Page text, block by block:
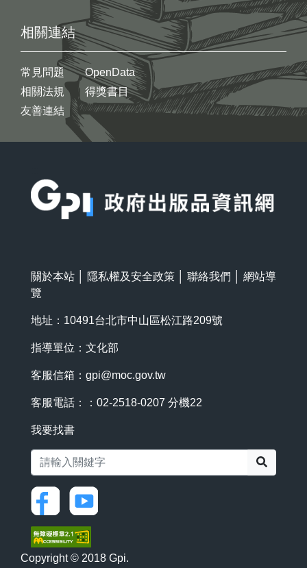
相關連結
常見問題
相關法規
友善連結
OpenData
得獎書目
關於本站 隱私權及安全政策 聯絡我們
網站導
覽
地址：10491台北市中山區松江路209號
指導單位：文化部
客服信箱： gpi@moc.gov.tw
客服電話：：02-2518-0207 分機22
我要找書
Copyright © 2018 Gpi.